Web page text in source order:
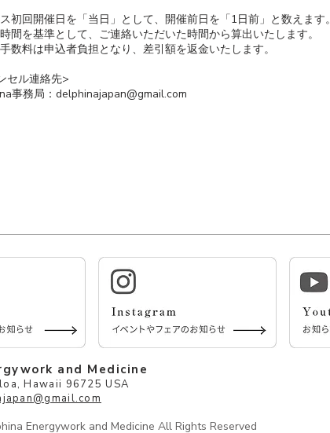
初回開催日を「当日」として、開催前日を「1日前」と数えます。
間を基準として、ご連絡いただいた時間から算出いたします。
数料は申込者負担となり、差引額を返金いたします。
セル連絡先>
事務局： delphinajapan@gmail.com
and Medicine
Hawaii 96725 USA
Energywork and Medicine All Rights Reserved